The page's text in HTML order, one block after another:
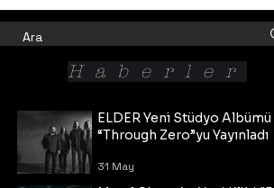
ELDER Yeni Stüdyo Albümü
“Through Zero”yu Yayınladı
31 May
Haberler